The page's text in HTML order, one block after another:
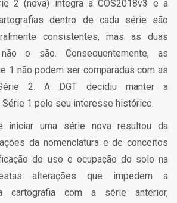
2 (nova) integra a COS2018v3 e a
dentro de cada série são
consistentes, mas as duas
o são. Consequentemente, as
1 não podem ser comparadas com as
2. A DGT decidiu manter a
1 pelo seu interesse histórico.
iniciar uma série nova resultou da
da nomenclatura e de conceitos
do uso e ocupação do solo na
alterações que impedem a
cartografia com a série anterior,